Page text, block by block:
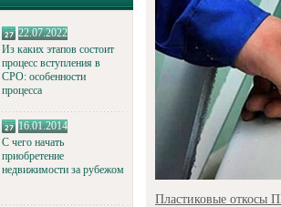
22.07.2022
Из каких этапов состоит
процесс вступления в
СРО: особенности
процесса
16.01.2014
С чего начать
приобретение
недвижимости за рубежом
Пластиковые откосы